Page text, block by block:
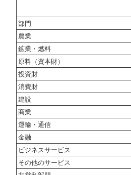
部門
農業
鉱業・燃料
原料（資本財）
投資財
消費財
建設
商業
運輸・通信
金融
ビジネスサービス
その他のサービス